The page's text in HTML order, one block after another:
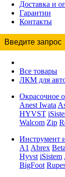
Доставка и
Гарантии
Контакты
Все товары
ЛКМ для
Окрасочное
Anest Iwata
HYVST
Walcom Zip
Инструмент
A1 Abrex
Hyvst iSistem
BigFoot